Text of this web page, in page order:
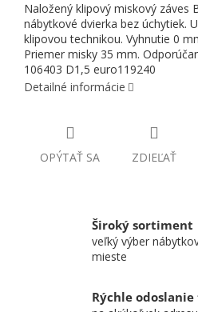
Naložený klipový miskový záves
nábytkové dvierka bez úchytiek.
klipovou technikou. Vyhnutie 0
Priemer misky 35 mm.
106403 D1,5 euro119240
Detailné informácie
OPÝTAŤ SA ZDIEĽAŤ
Široký sortiment
veľký výber
mieste
Rýchle